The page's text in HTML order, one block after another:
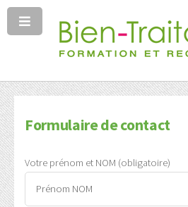
Formulaire de contact
Votre prénom et NOM (obligatoire)